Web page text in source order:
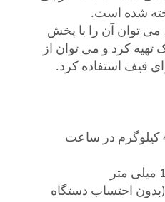
می توان آن را با پخش
تهیه کرد و می توان از
قیف استفاده کرد.
کیلووات (بدون احتساب دستگاه